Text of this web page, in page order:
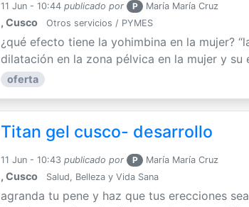
11 Jun - 10:44 publicado por P María María Cruz
, Cusco Otros servicios / PYMES
¿qué efecto tiene la yohimbina en la mujer?
dilatación en la zona pélvica en la mujer y su
oferta
Titan gel cusco- desarrollo
11 Jun - 10:43 publicado por P María María Cruz
, Cusco Salud, Belleza y Vida Sana
agranda tu pene y haz que tus erecciones